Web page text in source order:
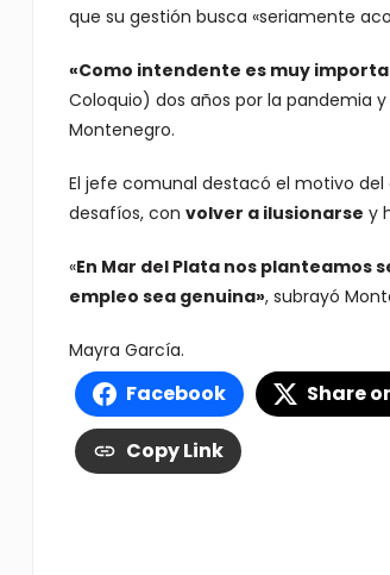
que su gestión busca «seriamente
«Como intendente es muy
Coloquio) dos años por la pandemia
Montenegro.
El jefe comunal destacó el motivo
desafíos, con volver a ilusionarse y
«En Mar del Plata nos planteamos
empleo sea genuina», subrayó
Mayra García.
Facebook Share
Copy Link